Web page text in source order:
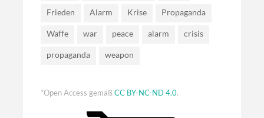
Frieden Alarm Krise Propaganda
Waffe war peace alarm crisis
propaganda weapon
*Open Access gemäßCC BY-NC-ND 4.0.